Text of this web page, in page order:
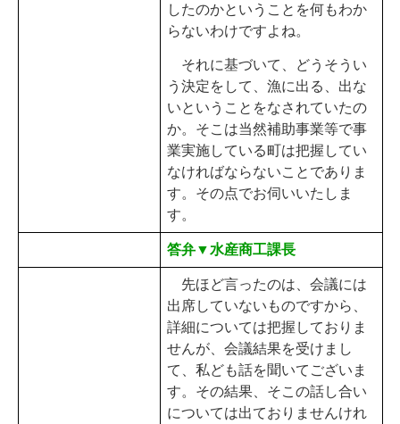
したのかということを何もわか
らないわけですよね。
それに基づいて、どうそうい
う決定をして、漁に出る、出な
いということをなされていたの
か。そこは当然補助事業等で事
業実施している町は把握してい
なければならないことでありま
す。その点でお伺いいたしま
す。
答弁▼水産商工課長
先ほど言ったのは、会議には
出席していないものですから、
詳細については把握しておりま
せんが、会議結果を受けまし
て、私ども話を聞いてございま
す。その結果、そこの話し合い
については出ておりませんけれ